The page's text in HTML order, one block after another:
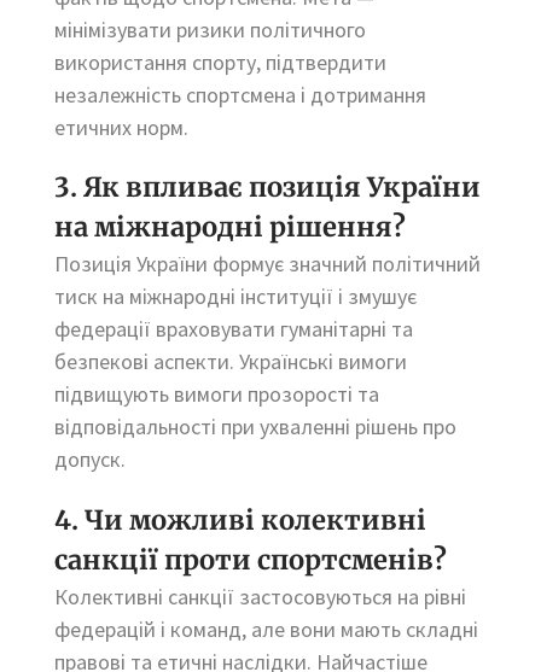
мінімізувати ризики політичного
використання спорту, підтвердити
незалежність спортсмена і дотримання
етичних норм.
3. Як впливає позиція України
на міжнародні рішення?
Позиція України формує значний політичний
тиск на міжнародні інституції і змушує
федерації враховувати гуманітарні та
безпекові аспекти. Українські вимоги
підвищують вимоги прозорості та
відповідальності при ухваленні рішень про
допуск.
4. Чи можливі колективні
санкції проти спортсменів?
Колективні санкції застосовуються на рівні
федерацій і команд, але вони мають складні
правові та етичні наслідки. Найчастіше